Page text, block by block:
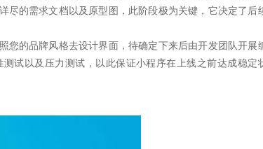
尽的需求文档以及原型图，此阶段极为关键，它决定了后
您的品牌风格去设计界面，待确定下来后由开发团队开展
试以及压力测试，以此保证小程序在上线之前达成稳定